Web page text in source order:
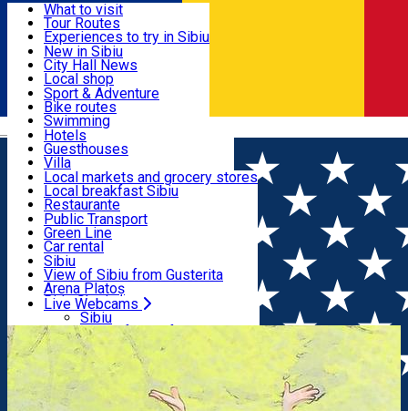
Română
Useful info
Activities & Adventure
Accommodation
Food, Drinks & Nightlife
Transport & Parking
Live Webcams
What to visit
Tour Routes
Experiences to try in Sibiu
Podcast
Culture
Museums
Churches
Parks, Zoo
County of Sibiu
New in Sibiu
City Hall News
Local shop
Sibiu artisans
Sibiul Verde
Public services
Education
How do I get to Sibiu
Tourist Info
Tour Guides
Guided tours
Publicații locale
Beauty salons
Sport & Adventure
Bike routes
Swimming
Riding
Indoor activities
Loc de joacă indoor
Loc de joacă outdoor
Ski
Ice skating
Yoga
Hotels
Guesthouses
Villa
Hostels
Motel
Camping
Renting rooms
Rooms for rent
Accommodation outside Sibiu
Local markets and grocery stores
Local breakfast Sibiu
Restaurante
Pizza
Fast Food
Coffee
Sweets
Pub, Bar
Night clubs
Bakeries
Public Transport
Green Line
Car rental
Rent a bike
Scooter rentals
Taxi
Ride Sharing
Parking tickets
Parking places
Electric vehicle charging points
Sibiu
View of Sibiu from Gusterita
Arena Platoș
Live Webcams
Sibiu
View of Sibiu from Gusterita
Arena Platoș
Home Sports and Adventure Start Aventura